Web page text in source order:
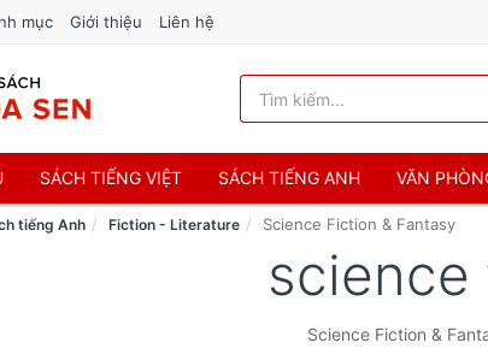
mục Giới thiệu Liên hệ
SÁCH TIẾNG VIỆT SÁCH TIẾNG ANH VĂN
tiếng Anh Fiction - Literature Science Fiction & Fantasy
science
Science Fiction &